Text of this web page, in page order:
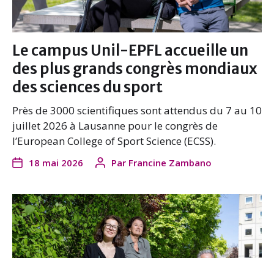
Le campus Unil-EPFL accueille un
des plus grands congrès mondiaux
des sciences du sport
Près de 3000 scientifiques sont attendus du 7 au 10
juillet 2026 à Lausanne pour le congrès de
l’European College of Sport Science (ECSS).
18 mai 2026 Par Francine Zambano